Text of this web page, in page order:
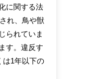
に関する法
れ、鳥や獣
られていま
す。違反す
は1年以下の